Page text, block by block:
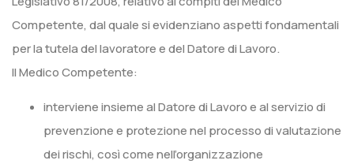
Competente, dal quale si evidenziano aspetti fondamentali
per la tutela del lavoratore e del Datore di Lavoro.
Il Medico Competente:
interviene insieme al Datore di Lavoro e al servizio di
prevenzione e protezione nel processo di valutazione
dei rischi, così come nell’organizzazione